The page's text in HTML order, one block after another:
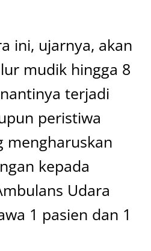
ini, ujarnya, akan
mudik hingga 8
terjadi
peristiwa
mengharuskan
kepada
Udara
1 pasien dan 1